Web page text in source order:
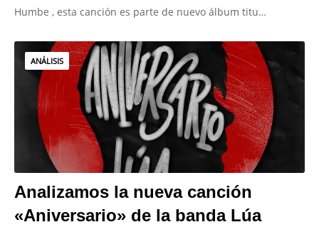
Humbe , esta canción es parte de nuevo álbum titu…
ANÁLISIS
Analizamos la nueva canción
«Aniversario» de la banda Lúa